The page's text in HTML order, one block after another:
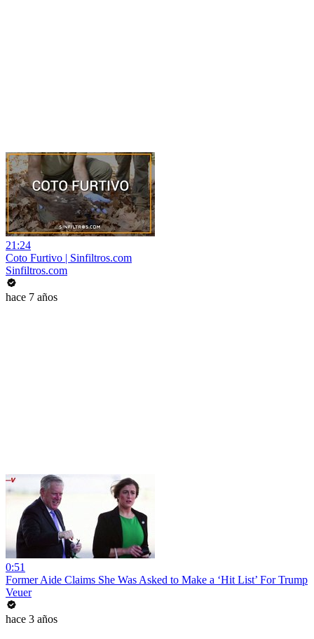
21:24
Coto Furtivo | Sinfiltros.com
Sinfiltros.com
hace 7 años
0:51
Former Aide Claims She Was Asked to Make a ‘Hit List’ For Trump
Veuer
hace 3 años